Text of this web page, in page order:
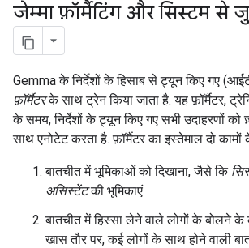
जेम्मा फ़ॉर्मैटिंग और सिस्टम से
Gemma के निर्देशों के हिसाब से ट्यून किए गए
फ़ॉर्मैटरके साथ ट्रेन किया जाता है. यह फ़ॉर्मैटर,
के समय, निर्देशों के ट्यून किए गए सभी उदाहरणों को
साथ एनोटेट करता है. फ़ॉर्मैटर का इस्तेमाल दो कामों
बातचीत में भूमिकाओं को दिखाना, जैसे कि
असिस्टेंटकी भूमिकाएं.
बातचीत में हिस्सा लेने वाले लोगों के बोलने
खास तौर पर, कई लोगों के साथ होने वाली